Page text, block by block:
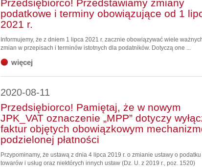
Przedsiębiorco! Przedstawiamy zmiany
podatkowe i terminy obowiązujące od 1
2021 r.
Informujemy, że z dniem 1 lipca 2021 r. zacznie obowiązywać wiele
zmian w przepisach i terminów istotnych dla podatników. Dotyczą one ...
więcej
2020-08-11
Przedsiębiorco! Pamiętaj, że w nowym
JPK_VAT oznaczenie „MPP” dotyczy
faktur objętych obowiązkowym
podzielonej płatności
Przypominamy, że ustawą z dnia 4 lipca 2019 r. o zmianie ustawy o podatku
towarów i usług oraz niektórych innych ustaw (Dz. U. z 2019 r., poz. 1520)